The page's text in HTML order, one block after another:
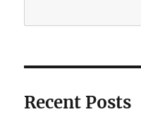
Recent Posts